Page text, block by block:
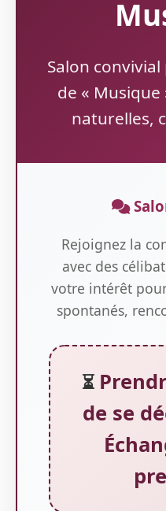
Salon
de «
naturelles,
Rejoignez la
avec des
votre intérêt
spontanés,
⏳
de se